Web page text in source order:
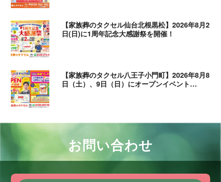
【家族葬のタクセル仙台北根黒松】2026年8月2
日(日)に1周年記念大感謝祭を開催！
【家族葬のタクセル八王子小門町】2026年8月8
日（土）、9日（日）にオープンイベント…
お問い合わせ